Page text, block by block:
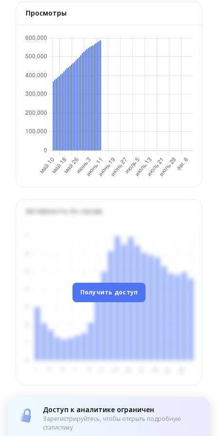
Просмотры
Активность по часам
Получить доступ
Доступ к аналитике ограничен
Зарегистрируйтесь, чтобы открыть подробную
статистику